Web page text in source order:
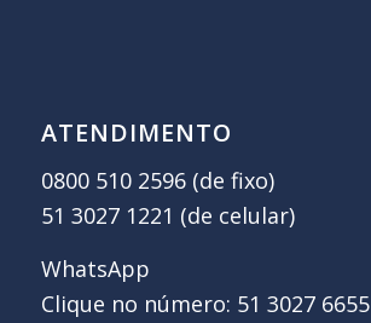
ATENDIMENTO
0800 510 2596 (de fixo)
51 3027 1221 (de celular)
WhatsApp
Clique no número: 51 3027 6655